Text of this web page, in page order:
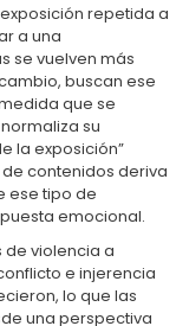
exposición repetida a
a una
se vuelven más
buscan ese
que se
su
la exposición”
contenidos deriva
ese tipo de
emocional.
de violencia a
e injerencia
lo que las
una perspectiva